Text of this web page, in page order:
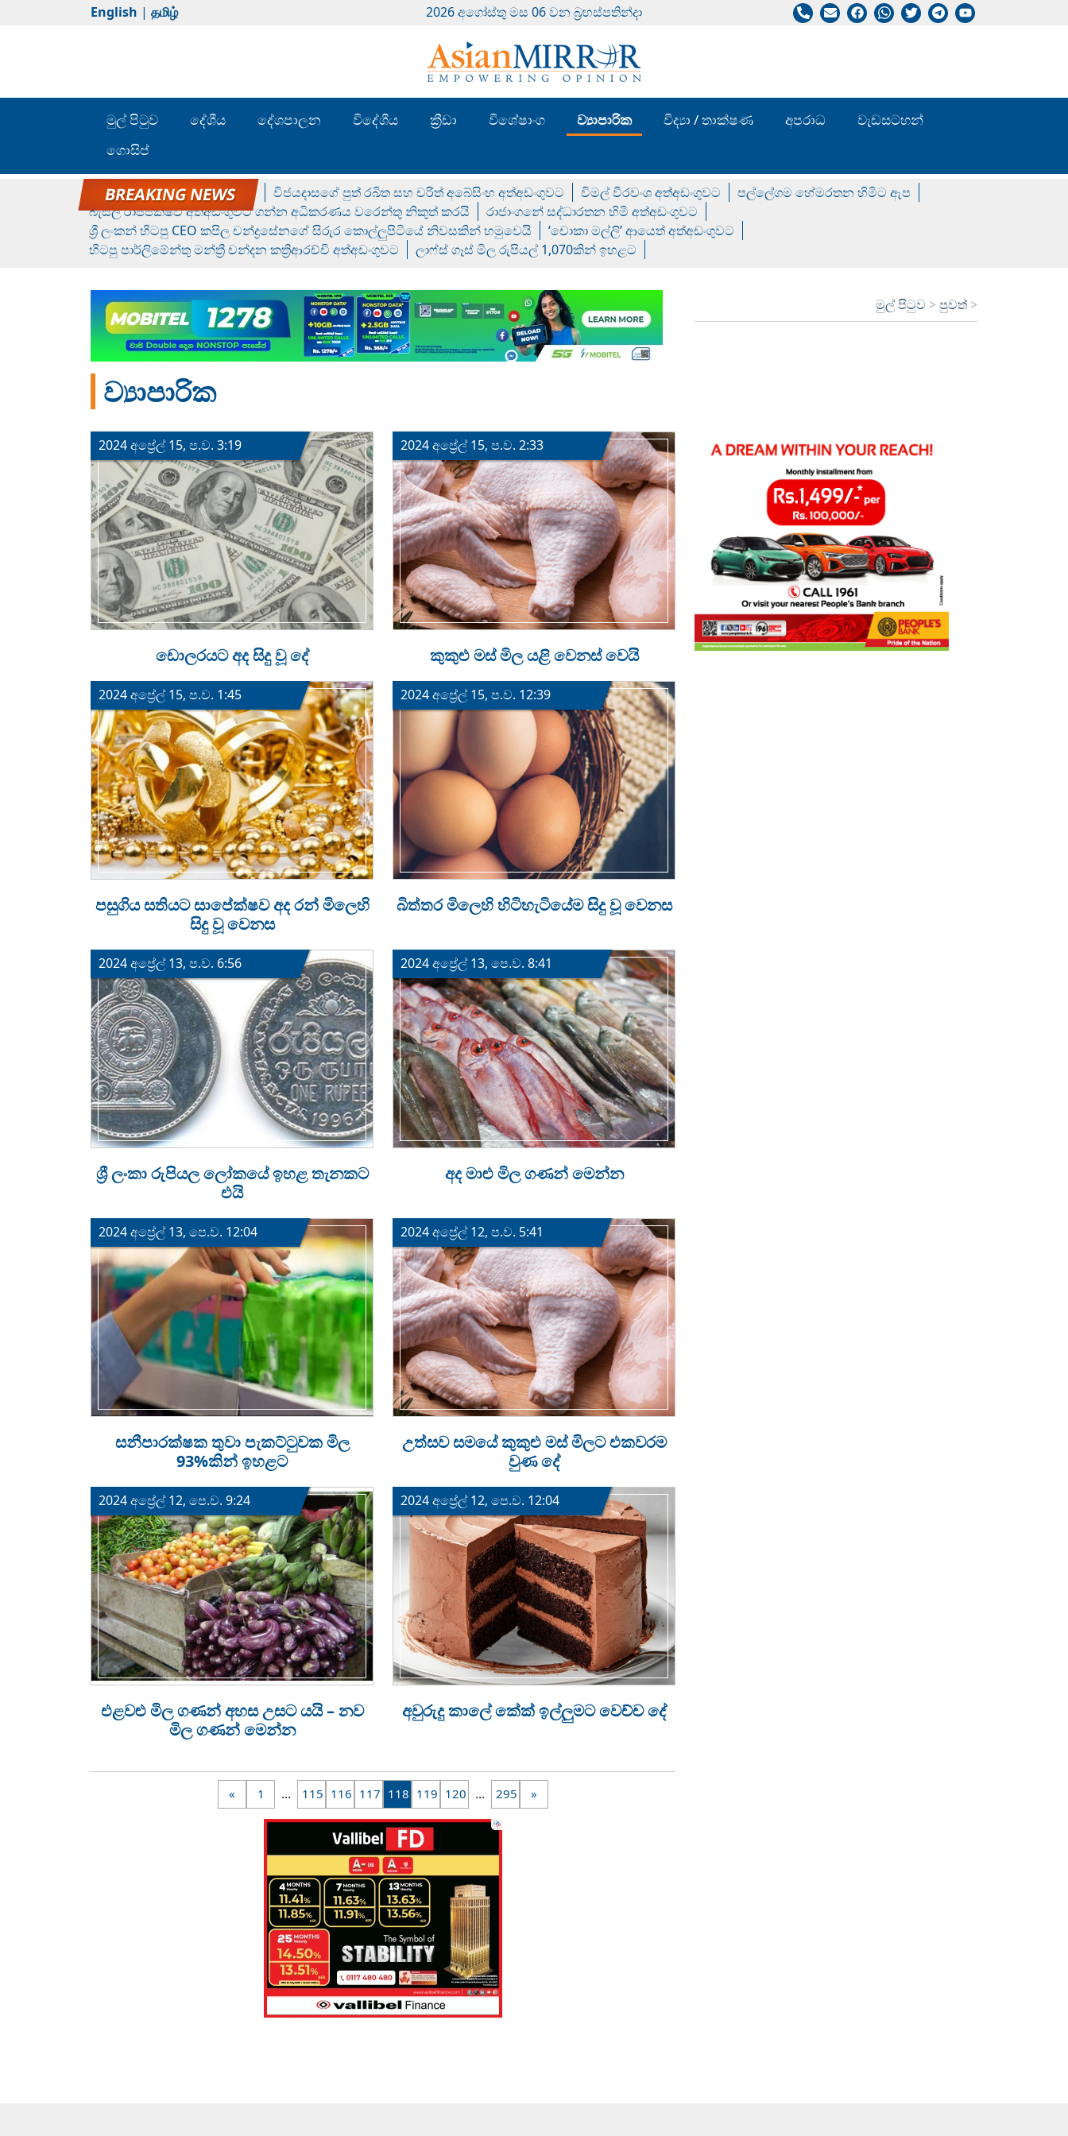
English | தமிழ் 2026 අගෝස්‍තු මස 06 වන බ්‍රහස්පතින්දා
මුල් පිටුව දේශීය දේශපාලන විදේශීය ක්‍රීඩා විශේෂාංග ව්‍යාපාරික විද්‍යා / තාක්ෂණ අපරාධ
වැඩසටහන්
ගොසිප්
රන් ගෙනා රුමේෂ්ගේ හෙල්ලය විජයදාසගේ පුත් රඛිත සහ චරිත් අබේසිංහ අත්අඩංගුවට විමල් වීරවංශ අත්අඩංගුවට
පල්ලේගම හේමරතන හිමිට ඇප
බැසිල් රාජපක්ෂව අත්අඩංගුවට ගන්න අධිකරණය වරෙන්තු නිකුත් කරයි
රාජාංගනේ සද්ධාරතන හිමි අත්අඩංගුවට
ශ්‍රී ලංකන් හිටපු CEO කපිල චන්ද්‍රසේනගේ සිරුර කොල්ලුපිටියේ නිවසකින් හමුවෙයි
‘චොකා මල්ලි’ ආයෙත් අත්අඩංගුවට
හිටපු පාර්ලිමේන්තු මන්ත්‍රී චන්දන කත්‍රිආරච්චි අත්අඩංගුවට
ලාෆ්ස් ගෑස් මිල රුපියල් 1,070කින් ඉහළට
ව්‍යාපාරික
මුල් පිටුව >පුවත් >
2024 අප්‍රේල් 15, ප.ව. 3:19
ඩොලරයට අද සිදු වූ දේ
2024 අප්‍රේල් 15, ප.ව. 2:33
කුකුළු මස් මිල යළි වෙනස් වෙයි
2024 අප්‍රේල් 15, ප.ව. 1:45
පසුගිය සතියට සාපේක්ෂව අද රන් මිලෙහි
සිදු වූ වෙනස
2024 අප්‍රේල් 15, ප.ව. 12:39
බිත්තර මිලෙහි හිටිහැටියේම සිදු වූ වෙනස
2024 අප්‍රේල් 13, ප.ව. 6:56
ශ්‍රී ලංකා රුපියල ලෝකයේ ඉහළ තැනකට
එයි
2024 අප්‍රේල් 13, පෙ.ව. 8:41
අද මාළු මිල ගණන් මෙන්න
2024 අප්‍රේල් 13, පෙ.ව. 12:04
සනීපාරක්ෂක තුවා පැකට්ටුවක මිල
93%කින් ඉහළට
2024 අප්‍රේල් 12, ප.ව. 5:41
උත්සව සමයේ කුකුළු මස් මිලට එකවරම
වුණ දේ
2024 අප්‍රේල් 12, පෙ.ව. 9:24
එළවළු මිල ගණන් අහස උසට යයි – නව
මිල ගණන් මෙන්න
2024 අප්‍රේල් 12, පෙ.ව. 12:04
අවුරුදු කාලේ කේක් ඉල්ලුමට වෙච්ච දේ
« 1 ... 115 116 117 118 119 120 ... 295 »